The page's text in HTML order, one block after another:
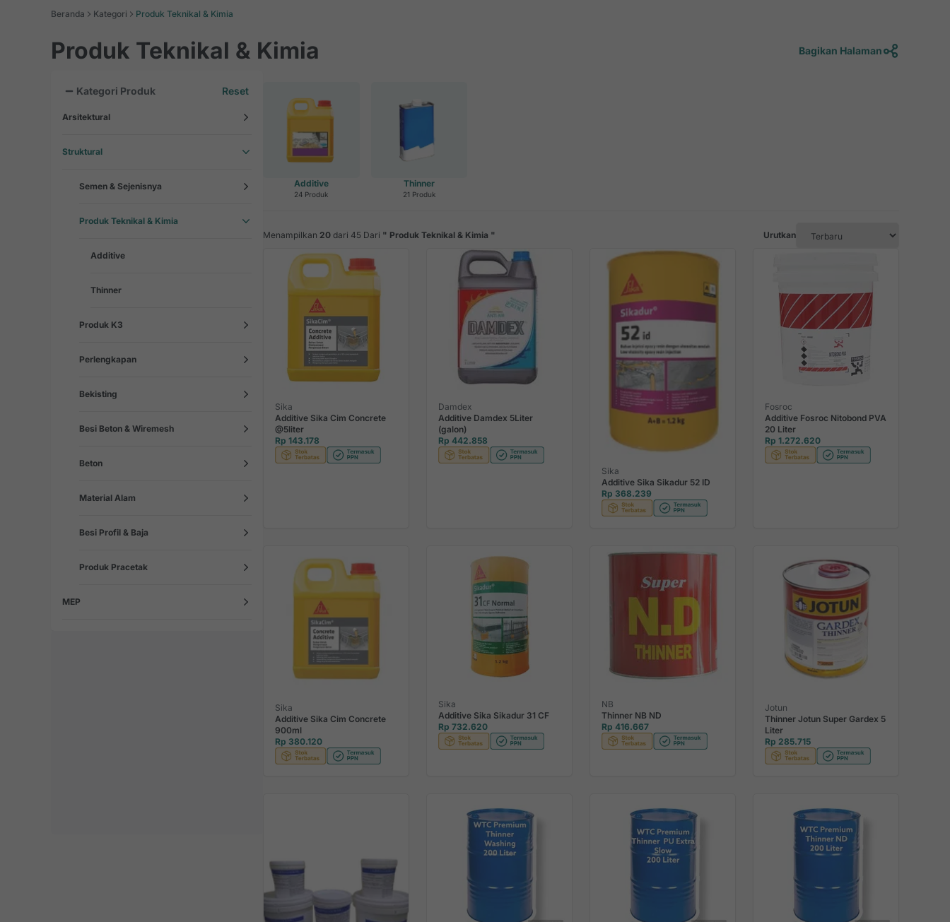
Beranda Kategori Produk Teknikal & Kimia
Produk Teknikal & Kimia Bagikan Halaman
Kategori Produk Reset
Arsitektural
Struktural
Semen & Sejenisnya
Produk Teknikal & Kimia
Additive
Thinner
Produk K3
Perlengkapan
Bekisting
Besi Beton & Wiremesh
Beton
Material Alam
Besi Profil & Baja
Produk Pracetak
MEP
Additive
24 Produk
Thinner
21 Produk
Menampilkan 20 dari 45 Dari " Produk Teknikal & Kimia " Urutkan
Sika
Additive Sika Cim Concrete
@5liter
Rp 143.178
Damdex
Additive Damdex 5Liter
(galon)
Rp 442.858
Sika
Additive Sika Sikadur 52 ID
Rp 368.239
Fosroc
Additive Fosroc Nitobond PVA
20 Liter
Rp 1.272.620
Sika
Additive Sika Cim Concrete
900ml
Rp 380.120
Sika
Additive Sika Sikadur 31 CF
Rp 732.620
NB
Thinner NB ND
Rp 416.667
Jotun
Thinner Jotun Super Gardex 5
Liter
Rp 285.715